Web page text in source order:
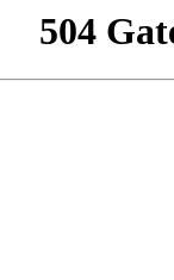
504